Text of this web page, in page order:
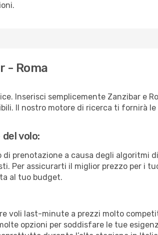
- Roma
Inserisci semplicemente Zanzibar e
Il nostro motore di ricerca ti fornirà
volo:
prenotazione a causa degli algoritmi
Per assicurarti il miglior prezzo per i
al tuo budget.
voli last-minute a prezzi molto
opzioni per soddisfare le tue